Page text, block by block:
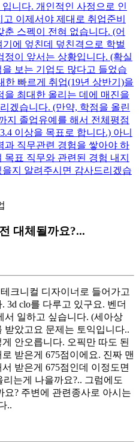
니다. 개인적인 사정으로 인
이제서야 제대로 취업준비
춘 스펙이 전혀 없습니다. (어
에 엎친데 덮친격으로 학벌
정이 앞서는 상황입니다. (확실
보는 기업도 많다고 들었습
한 빠르게 취업(19년 상반기)을
을 최대한 올리는 데에 매진을
겠습니다. (만약, 학점을 올린
지 졸업유예를 해서 전체평점
이상을 목표로 합니다.) 아니
과 직무관련 경험을 쌓아야 하
표 직무와 관련된 경험 내지
지 알려주시면 감사드리겠습
대체될까요?...
크니컬 디자이너로 들어가고
3d clo를 다루고 있구요. 벤더
서 일하고 싶습니다. (세아상
받았고요 문제는 토익입니다..
안오릅니다. 오픽만 따도 된
받은게 675점이에요. 진짜 맨
받은게 675점인데 이정도면
는게 나을까요?.. 그럼에도
? 주변에 관련종사로 아시는
..